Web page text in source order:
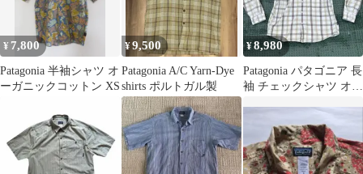
¥ 7,800
Patagonia 半袖シャツ オ
ーガニックコットン XS
¥9,500
Patagonia A/C Yarn-Dye
shirts ポルトガル製
¥8,980
Patagonia パタゴニア 長
袖 チェックシャツ オー